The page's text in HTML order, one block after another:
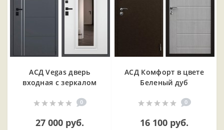
АСД Vegas дверь
входная с зеркалом
0
27 000 руб.
АСД Комфорт в цвете
Беленый дуб
0
16 100 руб.